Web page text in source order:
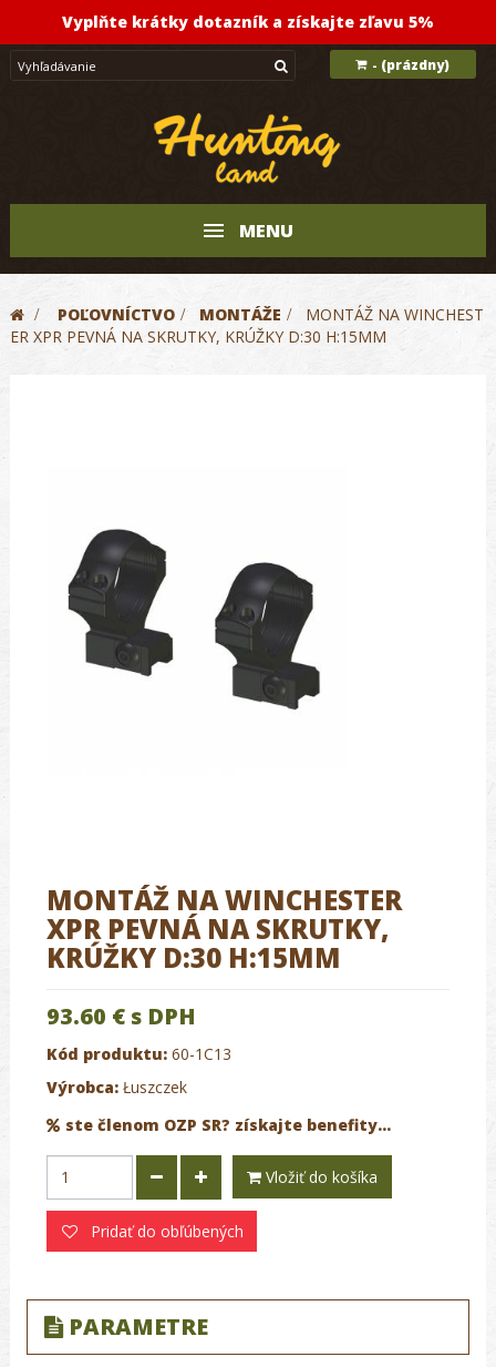
Vyplňte krátky dotazník a získajte zľavu 5%
- (prázdny)
MENU
> POĽOVNÍCTVO > MONTÁŽE >
MONTÁŽ NA WINCHEST
ER XPR PEVNÁ NA SKRUTKY, KRÚŽKY D:30 H:15MM
MONTÁŽ NA WINCHESTER
XPR PEVNÁ NA SKRUTKY,
KRÚŽKY D:30 H:15MM
93.60 € s DPH
Kód produktu: 60-1C13
Výrobca: Łuszczek
ste členom OZP SR? získajte benefity...
Vložiť do košíka
Pridať do obľúbených
PARAMETRE